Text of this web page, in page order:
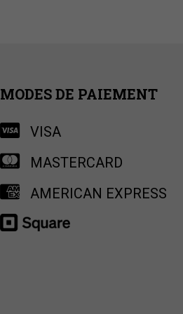
MODES DE PAIEMENT
VISA
MASTERCARD
AMERICAN EXPRESS